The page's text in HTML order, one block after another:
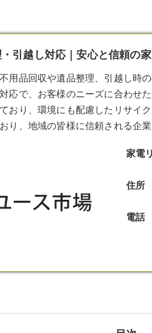
引越し対応｜安心と信頼の
用品回収や遺品整理、引越し時
応で、お客様のニーズに合わせ
おり、環境にも配慮したリサイ
り、地域の皆様に信頼される企業
家電
住所
電話